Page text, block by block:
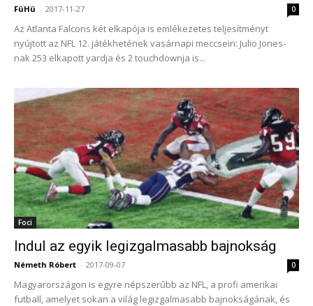
FüHü - 2017-11-27 0
Az Atlanta Falcons két elkapója is emlékezetes teljesítményt
nyújtott az NFL 12. játékhetének vasárnapi meccsein: Julio Jones-
nak 253 elkapott yardja és 2 touchdownja is...
Foci
Indul az egyik legizgalmasabb bajnokság
Németh Róbert - 2017-09-07 0
Magyarországon is egyre népszerűbb az NFL, a profi amerikai
futball, amelyet sokan a világ legizgalmasabb bajnokságának, és